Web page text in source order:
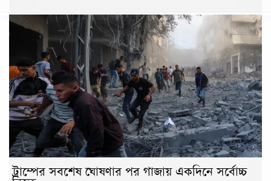
ট্রাম্পের সবশেষ ঘোষণার পর গাজায় একদিনে সর্বোচ্চ